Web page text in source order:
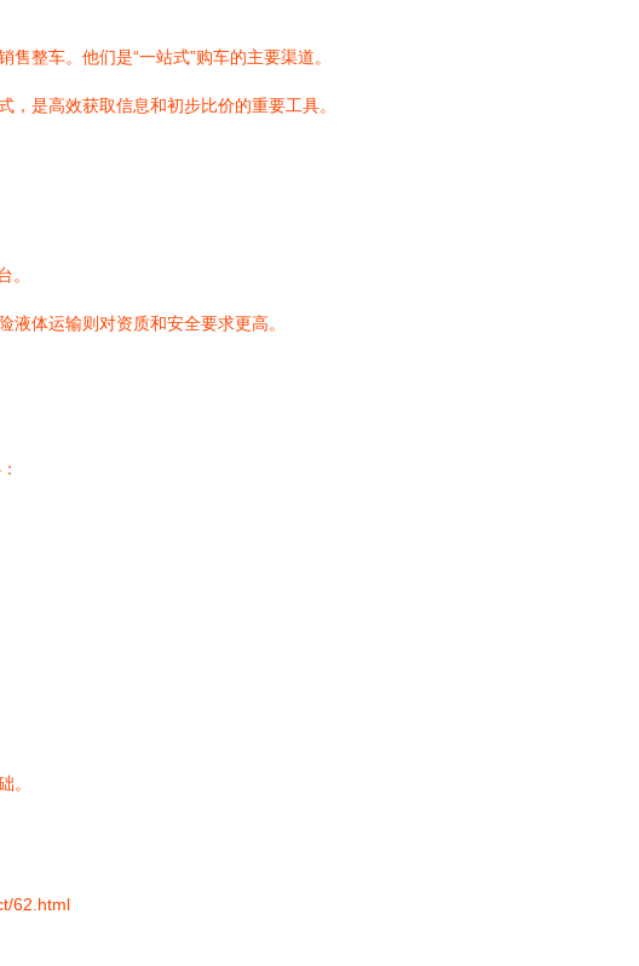
整车。他们是“一站式”购车的主要渠道。
是高效获取信息和初步比价的重要工具。
。
体运输则对资质和安全要求更高。
。
62.html